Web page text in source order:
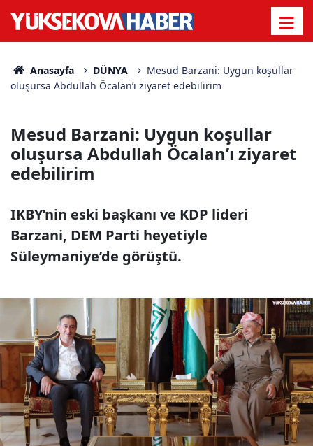
Anasayfa DÜNYA
Mesud Barzani: Uygun koşullar
oluşursa Abdullah Öcalan’ı ziyaret edebilirim
Mesud Barzani: Uygun koşullar
oluşursa Abdullah Öcalan’ı ziyaret
edebilirim
IKBY’nin eski başkanı ve KDP lideri
Barzani, DEM Parti heyetiyle
Süleymaniye’de görüştü.